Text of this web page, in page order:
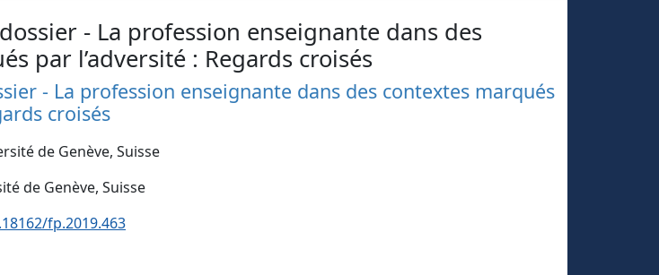
- La profession enseignante dans des
par l’adversité : Regards croisés
- La profession enseignante dans des contextes marqués
croisés
de Genève, Suisse
de Genève, Suisse
fp.2019.463